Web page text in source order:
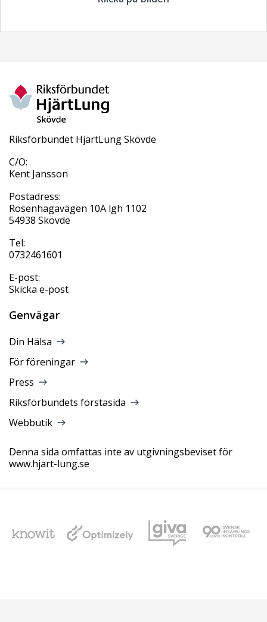
Riksförbundet HjärtLung Skövde
C/O:
Kent Jansson
Postadress:
Rosenhagavägen 10A lgh 1102
54938 Skövde
Tel:
0732461601
E-post:
Skicka e-post
Genvägar
Din Hälsa
För föreningar
Press
Riksförbundets förstasida
Webbutik
Denna sida omfattas inte av utgivningsbeviset för
www.hjart-lung.se